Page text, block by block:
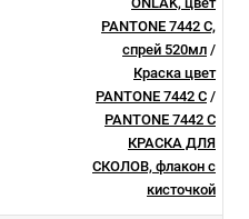
PANTONE 7442 C,
спрей 520мл /
Краска цвет
PANTONE 7442 C /
PANTONE 7442 C
КРАСКА ДЛЯ
СКОЛОВ, флакон с
кисточкой